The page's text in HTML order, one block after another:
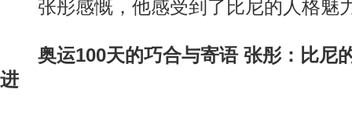
张彤感慨，他感受到了比尼的人格魅
奥运100天的巧合与寄语 张彤：比尼
进